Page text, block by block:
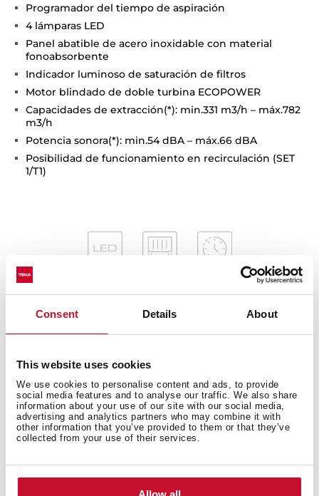
Consent Details About
This website uses cookies
We use cookies to personalise content and ads, to provide
social media features and to analyse our traffic. We also share
information about your use of our site with our social media,
advertising and analytics partners who may combine it with
other information that you’ve provided to them or that they’ve
collected from your use of their services.
Programador del tiempo de aspiración
4 lámparas LED
Panel abatible de acero inoxidable con material
fonoabsorbente
Indicador luminoso de saturación de filtros
Motor blindado de doble turbina ECOPOWER
Capacidades de extracción(*): min.331 m3/h – máx.782
m3/h
Potencia sonora(*): min.54 dBA – máx.66 dBA
Posibilidad de funcionamiento en recirculación (SET
1/T1)
Medidas interiores
Medidas generales